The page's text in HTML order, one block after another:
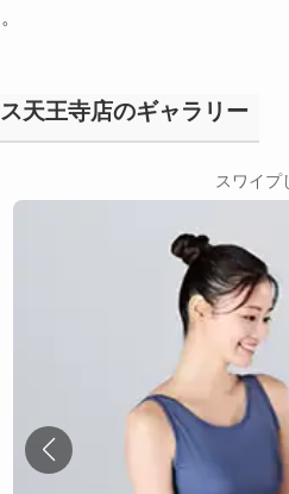
天王寺店のギャラリー
スワイプ